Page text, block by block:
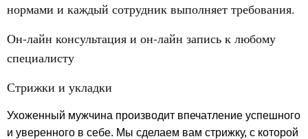
нормами и каждый сотрудник выполняет требования.
Он-лайн консультация и он-лайн запись к любому
специалисту
Стрижки и укладки
Ухоженный мужчина производит впечатление успешного
и уверенного в себе. Мы сделаем вам стрижку, с которой